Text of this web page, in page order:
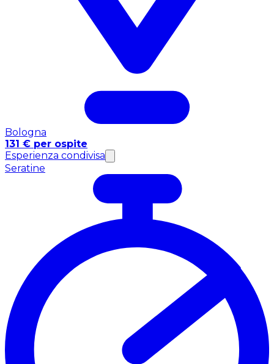
Bologna
131 € per ospite
Esperienza condivisa
Seratine